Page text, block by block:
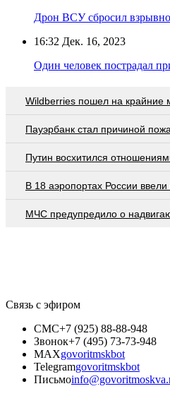
Дрон ВСУ сбросил
16:32 Дек. 16, 2023
Один человек пострадал
Wildberries пошел на крайние
Пауэрбанк стал причиной
Путин восхитился
В 18 аэропортах России ввели
МЧС предупредило о
Связь с эфиром
СМС+7 (925) 88-88-948
Звонок+7 (495) 73-73-948
MAXgovoritmskbot
Telegramgovoritmskbot
Письмо